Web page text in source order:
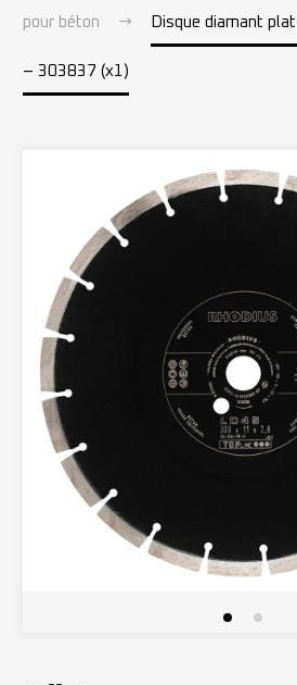
pour béton Disque diamant
– 303837 (x1)